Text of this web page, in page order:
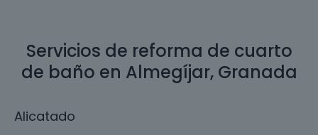
Servicios de reforma de cuarto
de baño en Almegíjar, Granada
Alicatado